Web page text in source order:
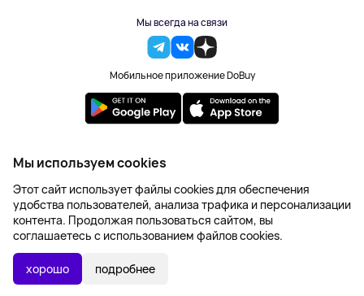
В КОРЗИНУ
Мы всегда на связи
Мобильное приложение DoBuy
2023-2026 © DoBuy. Все права защищены
Правила обработки персональных данных
Пользовательское соглашение
Оферта
Создание сайта – NetLab
Мы используем cookies
Этот сайт использует файлы cookies для обеспечения
удобства пользователей, анализа трафика и персонализации
контента. Продолжая пользоваться сайтом, вы
соглашаетесь с использованием файлов cookies.
хорошо подробнее